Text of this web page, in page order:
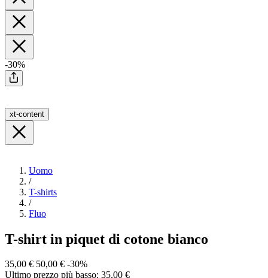
-30%
xt-content
Uomo
/
T-shirts
/
Fluo
T-shirt in piquet di cotone bianco
35,00 € 50,00 € -30%
Ultimo prezzo più basso: 35,00 €